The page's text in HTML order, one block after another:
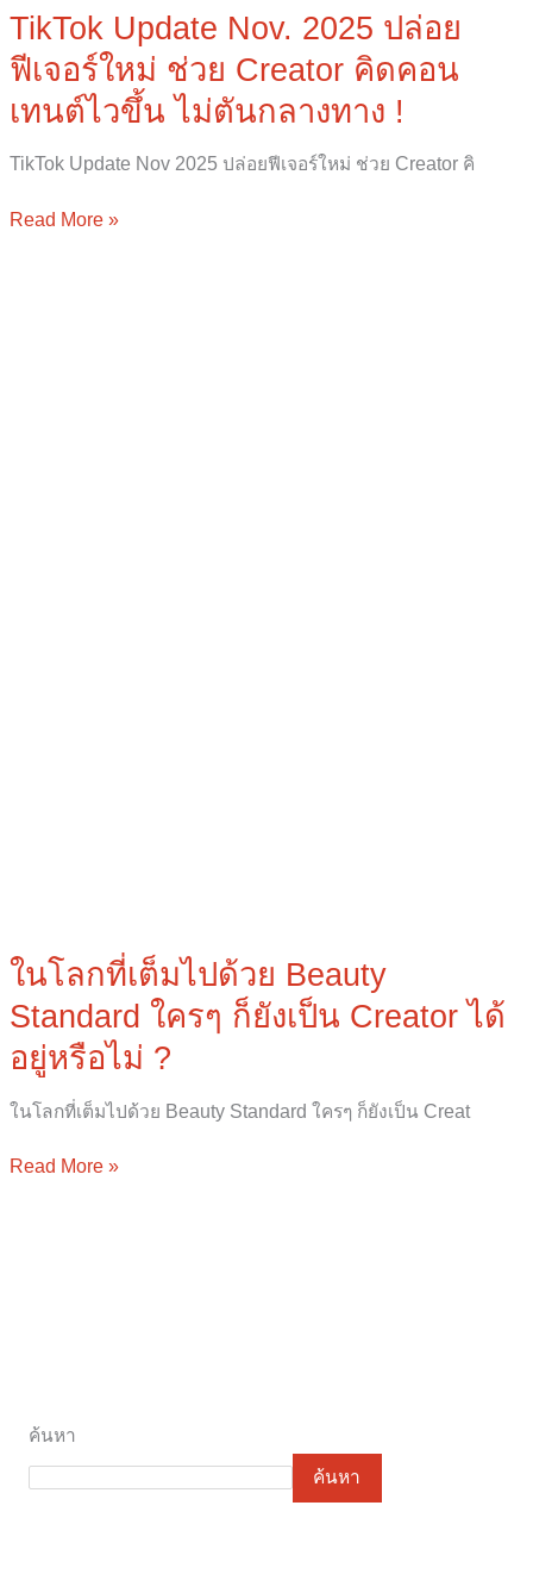
TikTok Update Nov. 2025 ปล่อย
ฟีเจอร์ใหม่ ช่วย Creator คิดคอน
เทนต์ไวขึ้น ไม่ตันกลางทาง !
TikTok Update Nov 2025 ปล่อยฟีเจอร์ใหม่ ช่วย Creator คิ
Read More »
ในโลกที่เต็มไปด้วย Beauty
Standard ใครๆ ก็ยังเป็น Creator ได้
อยู่หรือไม่ ?
ในโลกที่เต็มไปด้วย Beauty Standard ใครๆ ก็ยังเป็น Creat
Read More »
ค้นหา
ค้นหา